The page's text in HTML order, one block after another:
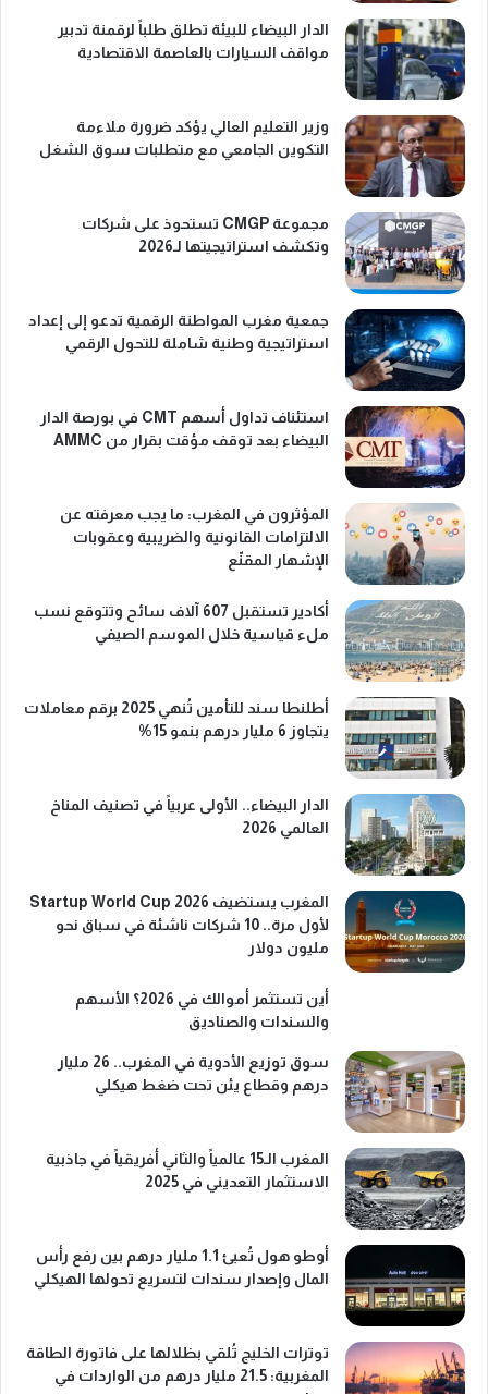
الدار البيضاء للبيئة تطلق طلباً لرقمنة تدبير
مواقف السيارات بالعاصمة الاقتصادية
وزير التعليم العالي يؤكد ضرورة ملاءمة
التكوين الجامعي مع متطلبات سوق الشغل
مجموعة CMGP تستحوذ على شركات
وتكشف استراتيجيتها لـ2026
جمعية مغرب المواطنة الرقمية تدعو إلى إعداد
استراتيجية وطنية شاملة للتحول الرقمي
استئناف تداول أسهم CMT في بورصة الدار
البيضاء بعد توقف مؤقت بقرار من AMMC
المؤثرون في المغرب: ما يجب معرفته عن
الالتزامات القانونية والضريبية وعقوبات
الإشهار المقنّع
أكادير تستقبل 607 آلاف سائح وتتوقع نسب
ملء قياسية خلال الموسم الصيفي
أطلنطا سند للتأمين تُنهي 2025 برقم معاملات
يتجاوز 6 مليار درهم بنمو 15%
الدار البيضاء.. الأولى عربياً في تصنيف المناخ
العالمي 2026
المغرب يستضيف Startup World Cup 2026
لأول مرة.. 10 شركات ناشئة في سباق نحو
مليون دولار
أين تستثمر أموالك في 2026؟ الأسهم
والسندات والصناديق
سوق توزيع الأدوية في المغرب.. 26 مليار
درهم وقطاع يئن تحت ضغط هيكلي
المغرب الـ15 عالمياً والثاني أفريقياً في جاذبية
الاستثمار التعديني في 2025
أوطو هول تُعبئ 1.1 مليار درهم بين رفع رأس
المال وإصدار سندات لتسريع تحولها الهيكلي
توترات الخليج تُلقي بظلالها على فاتورة الطاقة
المغربية: 21.5 مليار درهم من الواردات في